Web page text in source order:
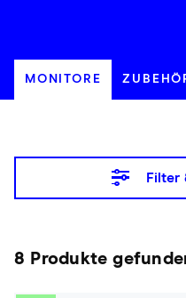
MONITORE
Filter
8 Produkte